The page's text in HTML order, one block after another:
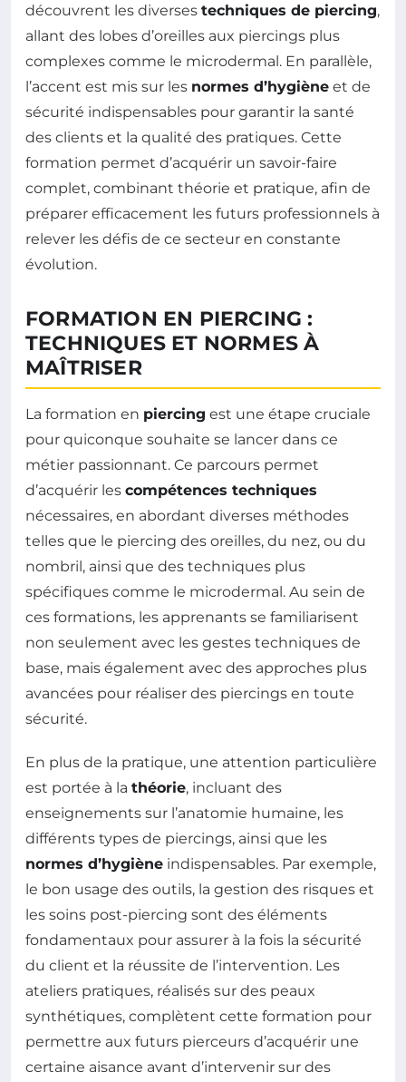
découvrent les diverses techniques de piercing,
allant des lobes d’oreilles aux piercings plus
complexes comme le microdermal. En parallèle,
l’accent est mis sur les normes d’hygiène et de
sécurité indispensables pour garantir la santé
des clients et la qualité des pratiques. Cette
formation permet d’acquérir un savoir-faire
complet, combinant théorie et pratique, afin de
préparer efficacement les futurs professionnels à
relever les défis de ce secteur en constante
évolution.
FORMATION EN PIERCING :
TECHNIQUES ET NORMES À
MAÎTRISER
La formation en piercing est une étape cruciale
pour quiconque souhaite se lancer dans ce
métier passionnant. Ce parcours permet
d’acquérir les compétences techniques
nécessaires, en abordant diverses méthodes
telles que le piercing des oreilles, du nez, ou du
nombril, ainsi que des techniques plus
spécifiques comme le microdermal. Au sein de
ces formations, les apprenants se familiarisent
non seulement avec les gestes techniques de
base, mais également avec des approches plus
avancées pour réaliser des piercings en toute
sécurité.
En plus de la pratique, une attention particulière
est portée à la théorie, incluant des
enseignements sur l’anatomie humaine, les
différents types de piercings, ainsi que les
normes d’hygiène indispensables. Par exemple,
le bon usage des outils, la gestion des risques et
les soins post-piercing sont des éléments
fondamentaux pour assurer à la fois la sécurité
du client et la réussite de l’intervention. Les
ateliers pratiques, réalisés sur des peaux
synthétiques, complètent cette formation pour
permettre aux futurs pierceurs d’acquérir une
certaine aisance avant d’intervenir sur des